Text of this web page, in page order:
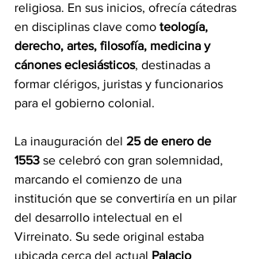
religiosa. En sus inicios, ofrecía cátedras
en disciplinas clave como teología,
derecho, artes, filosofía, medicina y
cánones eclesiásticos, destinadas a
formar clérigos, juristas y funcionarios
para el gobierno colonial.
La inauguración del 25 de enero de
1553 se celebró con gran solemnidad,
marcando el comienzo de una
institución que se convertiría en un pilar
del desarrollo intelectual en el
Virreinato. Su sede original estaba
ubicada cerca del actual Palacio